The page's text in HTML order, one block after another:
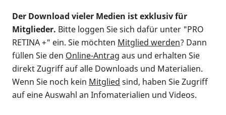
Der Download vieler Medien ist exklusiv für
Mitglieder. Bitte loggen Sie sich dafür unter "PRO
RETINA +" ein. Sie möchten Mitglied werden? Dann
füllen Sie den Online-Antrag aus und erhalten Sie
direkt Zugriff auf alle Downloads und Materialien.
Wenn Sie noch kein Mitglied sind, haben Sie Zugriff
auf eine Auswahl an Infomaterialien und Videos.